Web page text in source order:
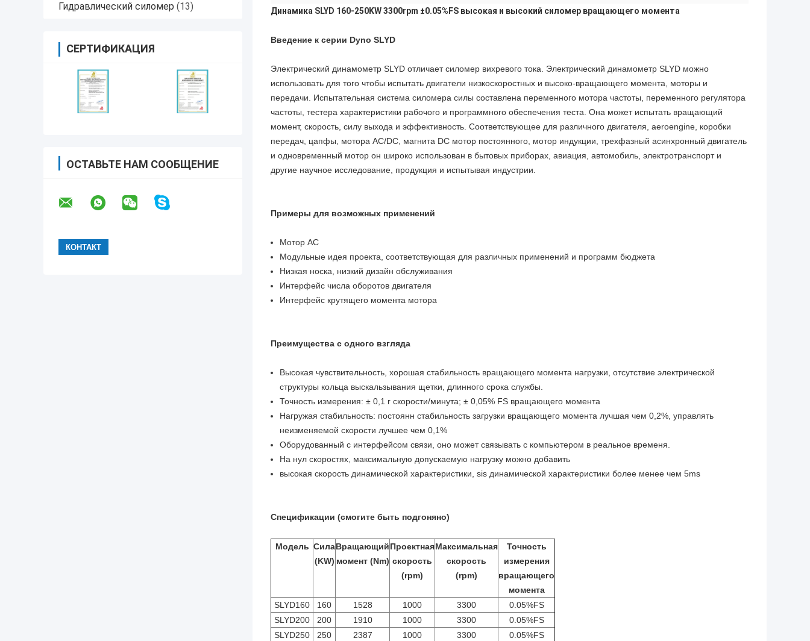
Гидравлический силомер (13)
СЕРТИФИКАЦИЯ
ОСТАВЬТЕ НАМ СООБЩЕНИЕ
Динамика SLYD 160-250KW 3300rpm ±0.05%FS высокая и высокий силомер вращающего момента
Введение к серии Dyno SLYD
Электрический динамометр SLYD отличает силомер вихревого тока. Электрический динамометр SLYD можно
использовать для того чтобы испытать двигатели низкоскоростных и высоко-вращающего момента, моторы и
передачи. Испытательная система силомера силы составлена переменного мотора частоты, переменного регулятора
частоты, тестера характеристики рабочого и программного обеспечения теста. Она может испытать вращающий
момент, скорость, силу выхода и эффективность. Соответствующее для различного двигателя, aeroengine, коробки
передач, цапфы, мотора AC/DC, магнита DC мотор постоянного, мотор индукции, трехфазный асинхронный двигатель
и одновременный мотор он широко использован в бытовых приборах, авиация, автомобиль, электротранспорт и
другие научное исследование, продукция и испытывая индустрии.
Примеры для возможных применений
Мотор AC
Модульные идея проекта, соответствующая для различных применений и программ бюджета
Низкая носка, низкий дизайн обслуживания
Интерфейс числа оборотов двигателя
Интерфейс крутящего момента мотора
Преимущества с одного взгляда
Высокая чувствительность, хорошая стабильность вращающего момента нагрузки, отсутствие электрической
структуры кольца выскальзывания щетки, длинного срока службы.
Точность измерения: ± 0,1 r скорости/минута; ± 0,05% FS вращающего момента
Нагружая стабильность: постоянн стабильность загрузки вращающего момента лучшая чем 0,2%, управлять
неизменяемой скорости лучшее чем 0,1%
Оборудованный с интерфейсом связи, оно может связывать с компьютером в реальное временя.
На нул скоростях, максимальную допускаемую нагрузку можно добавить
высокая скорость динамической характеристики, sis динамической характеристики более менее чем 5ms
Спецификации (смогите быть подгоняно)
Модель Сила
(KW)
Вращающий
момент (Nm)
Проектная
скорость
(rpm)
Максимальная
скорость
(rpm)
Точность
измерения
вращающего
момента
SLYD160
160 1528 1000 3300
0.05%FS
SLYD200
200 1910 1000 3300
0.05%FS
SLYD250
250 2387 1000 3300
0.05%FS